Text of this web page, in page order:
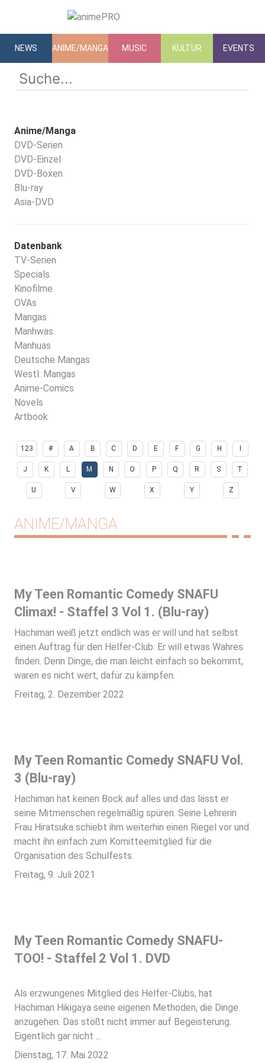
NEWS ANIME/MANGA MUSIC KULTUR EVENTS
Anime/Manga
DVD-Serien
DVD-Einzel
DVD-Boxen
Blu-ray
Asia-DVD
Datenbank
TV-Serien
Specials
Kinofilme
OVAs
Mangas
Manhwas
Manhuas
Deutsche Mangas
Westl. Mangas
Anime-Comics
Novels
Artbook
123 # A B C D E F G H
J K L M N O P Q R S T
U V W X Y Z
ANIME/MANGA
My Teen Romantic Comedy SNAFU
Climax! - Staffel 3 Vol 1. (Blu-ray)
Hachiman weiß jetzt endlich was er will und hat selbst
einen Auftrag für den Helfer-Club: Er will etwas Wahres
finden. Denn Dinge, die man leicht einfach so bekommt,
waren es nicht wert, dafür zu kämpfen.
Freitag, 2. Dezember 2022
My Teen Romantic Comedy SNAFU Vol.
3 (Blu-ray)
Hachiman hat keinen Bock auf alles und das lässt er
seine Mitmenschen regelmäßig spüren. Seine Lehrerin
Frau Hiratsuka schiebt ihm weiterhin einen Riegel vor und
macht ihn einfach zum Komitteemitglied für die
Organisation des Schulfests.
Freitag, 9. Juli 2021
My Teen Romantic Comedy SNAFU-
TOO! - Staffel 2 Vol 1. DVD
Als erzwungenes Mitglied des Helfer-Clubs, hat
Hachiman Hikigaya seine eigenen Methoden, die Dinge
anzugehen. Das stößt nicht immer auf Begeisterung.
Eigentlich gar nicht ...
Dienstag, 17. Mai 2022